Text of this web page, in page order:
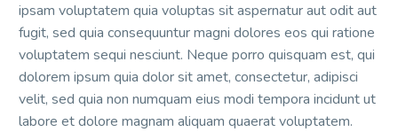
ipsam voluptatem quia voluptas sit aspernatur aut odit aut
fugit, sed quia consequuntur magni dolores eos qui ratione
voluptatem sequi nesciunt. Neque porro quisquam est, qui
dolorem ipsum quia dolor sit amet, consectetur, adipisci
velit, sed quia non numquam eius modi tempora incidunt ut
labore et dolore magnam aliquam quaerat voluptatem.